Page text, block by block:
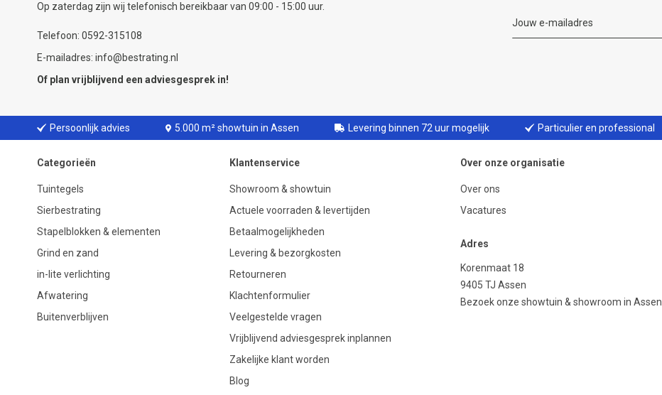
Op zaterdag zijn wij telefonisch bereikbaar van 09:00 - 15:00 uur.
Telefoon: 0592-315108
E-mailadres: info@bestrating.nl
Of plan vrijblijvend een adviesgesprek in!
Persoonlijk advies 5.000 m² showtuin in Assen Levering binnen 72 uur mogelijk Particulier en professional
Categorieën
Tuintegels
Sierbestrating
Stapelblokken & elementen
Grind en zand
in-lite verlichting
Afwatering
Buitenverblijven
Klantenservice
Showroom & showtuin
Actuele voorraden & levertijden
Betaalmogelijkheden
Levering & bezorgkosten
Retourneren
Klachtenformulier
Veelgestelde vragen
Vrijblijvend adviesgesprek inplannen
Zakelijke klant worden
Blog
Over onze organisatie
Over ons
Vacatures
Adres
Korenmaat 18
9405 TJ Assen
Bezoek onze showtuin & showroom in Assen